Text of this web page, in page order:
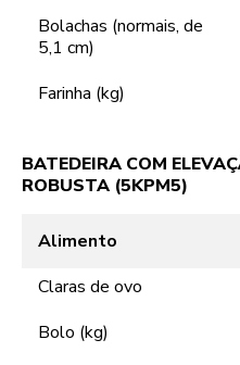
Bolachas (normais, de
5,1 cm)
Farinha (kg)
BATEDEIRA COM
ROBUSTA (5KPM5)
Alimento
Claras de ovo
Bolo (kg)